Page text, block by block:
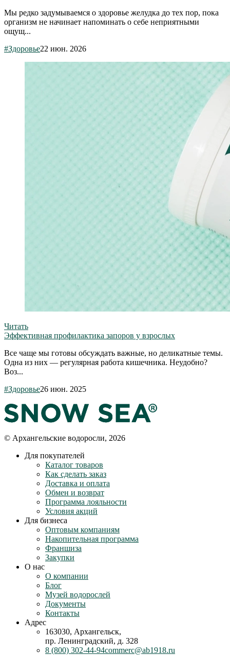
Мы редко задумываемся о здоровье желудка до тех пор, пока
организм не начинает напоминать о себе неприятными
ощущ...
#Здоровье22 июн. 2026
Читать
Эффективная профилактика запоров у взрослых
Все чаще мы готовы обсуждать важные, но деликатные темы.
Одна из них — регулярная работа кишечника. Неудобно?
Воз...
#Здоровье26 июн. 2025
© Архангельские водоросли, 2026
Для покупателей
Каталог товаров
Как сделать заказ
Доставка и оплата
Обмен и возврат
Программа лояльности
Условия акций
Для бизнеса
Оптовым компаниям
Накопительная программа
Франшиза
Закупки
О нас
О компании
Блог
Музей водорослей
Документы
Контакты
Адрес
163030, Архангельск,
пр. Ленинградский, д. 328
8 (800) 302-44-94commerc@ab1918.ru